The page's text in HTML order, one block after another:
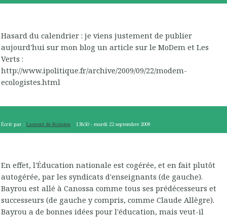
Hasard du calendrier : je viens justement de publier
aujourd'hui sur mon blog un article sur le MoDem et Les
Verts :
http://www.ipolitique.fr/archive/2009/09/22/modem-
ecologistes.html
Écrit par : Laurent de Boissieu 13h50 -mardi 22 septembre 2009
En effet, l'Éducation nationale est cogérée, et en fait plutôt
autogérée, par les syndicats d'enseignants (de gauche).
Bayrou est allé à Canossa comme tous ses prédécesseurs et
successeurs (de gauche y compris, comme Claude Allègre).
Bayrou a de bonnes idées pour l'éducation, mais veut-il